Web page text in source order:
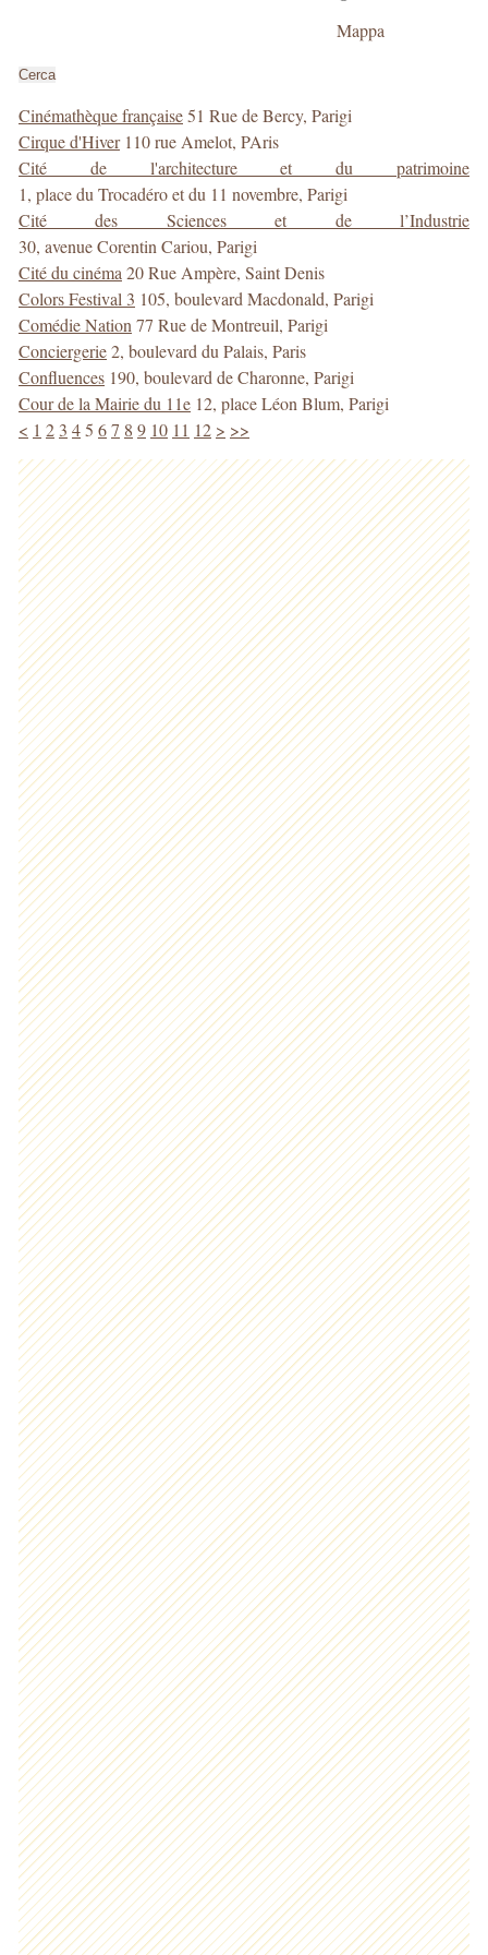
ricerca
Mappa
Cerca
Cinémathèque française51 Rue de Bercy, Parigi
Cirque d'Hiver 110 rue Amelot, PAris
Cité de l'architecture et du patrimoine
1, place du Trocadéro et du 11 novembre, Parigi
Cité des Sciences et de l’Industrie
30, avenue Corentin Cariou, Parigi
Cité du cinéma 20 Rue Ampère, Saint Denis
Colors Festival 3 105, boulevard Macdonald, Parigi
Comédie Nation 77 Rue de Montreuil, Parigi
Conciergerie2, boulevard du Palais, Paris
Confluences 190, boulevard de Charonne, Parigi
Cour de la Mairie du 11e 12, place Léon Blum, Parigi
< 1 2 3 45 67 8 9 10 11 12 > >>